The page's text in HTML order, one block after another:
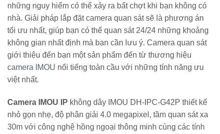
những nguy hiểm có thể xảy ra bất chợt khi bạn không có
nhà. Giải pháp lắp đặt camera quan sát sẽ là phương án
tối ưu nhất, giúp bạn có thể quan sát 24/24 những khoảng
không gian nhất định mà bạn cần lưu ý. Camera quan sát
giới thiệu đến bạn một sản phẩm đến từ thương hiệu
camera IMOU nổi tiếng toàn cầu với những tính năng ưu
việt nhất.
Camera IMOU IP không dây IMOU DH-IPC-G42P thiết kế
nhỏ gọn nhẹ, độ phân giải 4.0 megapixel, tầm quan sát xa
30m với công nghệ hồng ngoại thông minh cùng các tính